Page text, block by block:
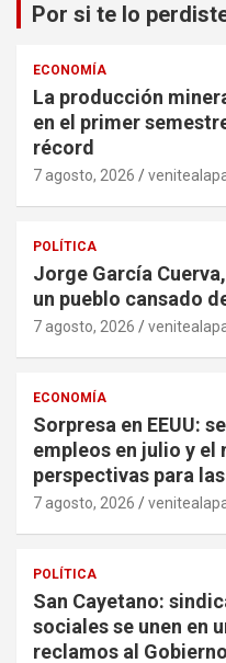
Por si te lo
ECONOMÍA
La producción
en el primer
récord
7 agosto, 2026
POLÍTICA
Jorge García
un pueblo cansado
7 agosto, 2026
ECONOMÍA
Sorpresa en EEUU:
empleos en julio y
perspectivas para
7 agosto, 2026
POLÍTICA
San Cayetano:
sociales se unen en
reclamos al Gobierno